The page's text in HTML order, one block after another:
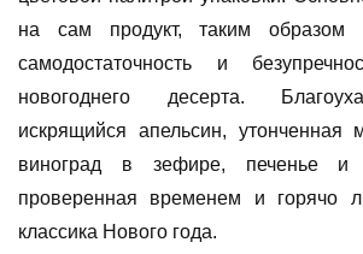
на сам продукт, таким образом
самодостаточность и
новогоднего десерта.
искрящийся апельсин, утонченная
виноград в зефире, печенье
проверенная временем и горячо
классика Нового года.